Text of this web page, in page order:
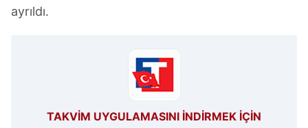
ayrıldı.
TAKVİM UYGULAMASINI İNDİRMEK İÇİN